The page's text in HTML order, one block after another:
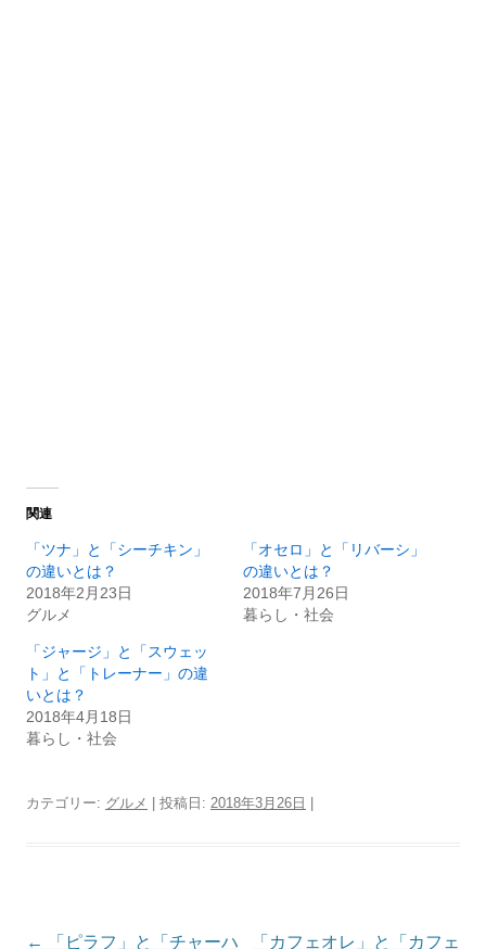
関連
「ツナ」と「シーチキン」
の違いとは？
2018年2月23日
グルメ
「オセロ」と「リバーシ」
の違いとは？
2018年7月26日
暮らし・社会
「ジャージ」と「スウェッ
ト」と「トレーナー」の違
いとは？
2018年4月18日
暮らし・社会
カテゴリー: グルメ | 投稿日: 2018年3月26日
投
←
「ピラフ」と「チャーハ
「カフェオレ」と「カフェ